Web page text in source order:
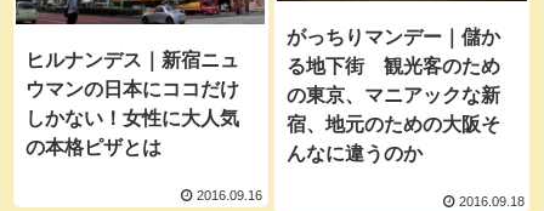
がっちりマンデー｜儲か
る地下街 観光客のため
の東京、マニアックな新
宿、地元のための大阪そ
んなに違うのか
2016.09.18
ヒルナンデス｜新宿ニュ
ウマンの日本にココだけ
しかない！女性に大人気
の本格ピザとは
2016.09.16